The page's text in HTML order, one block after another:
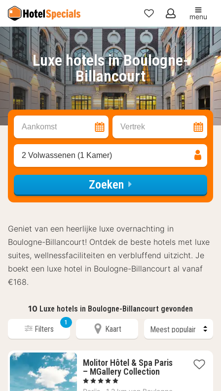
Mijn
favorieten
menu
Luxe hotels in Boulogne-
Billancourt
Aankomst Vertrek
2 Volwassenen (1 Kamer)
Zoeken
Geniet van een heerlijke luxe overnachting in
Boulogne-Billancourt! Ontdek de beste hotels met luxe
suites, wellnessfaciliteiten en verbluffend uitzicht. Je
boekt een luxe hotel in Boulogne-Billancourt al vanaf
€168.
10 Luxe hotels in Boulogne-Billancourt gevonden
Filters
1
Kaart
Molitor Hôtel & Spa Paris
– MGallery Collection1
vanaf
, 5 Sterren